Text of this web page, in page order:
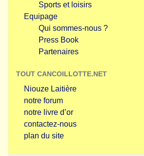
Sports et loisirs
Equipage
Qui sommes-nous ?
Press Book
Partenaires
TOUT CANCOILLOTTE.NET
Niouze Laitière
notre forum
notre livre d’or
contactez-nous
plan du site